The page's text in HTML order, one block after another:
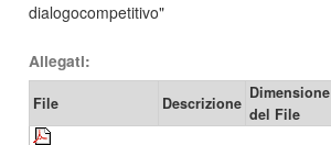
dialogocompetitivo"
Allegati:
File Descrizione
Dimensione
del File